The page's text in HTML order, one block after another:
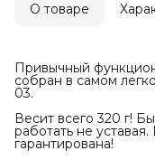
О товаре
Привычный
собран в самом
03.
Весит всего 320 г!
работать не
гарантирована!